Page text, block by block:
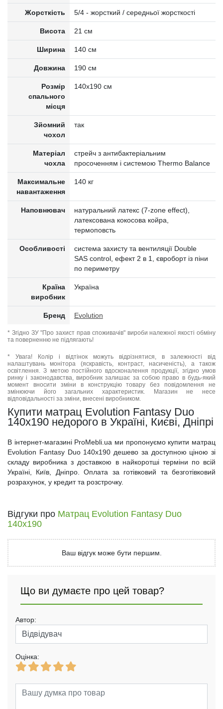
Жорсткість 5/4 - жорсткий / середньої жорсткості
Висота 21 см
Ширина 140 см
Довжина 190 см
Розмір
спального
місця
140x190 см
Зйомний
чохол
так
Матеріал
чохла
стрейч з антибактеріальним
просоченням і системою Thermo Balance
Максимальне
навантаження
140 кг
Наповнювач
натуральний латекс (7-zone effect),
латексована кокосова койра,
термоповсть
Особливості
система захисту та вентиляції Double
SAS control, ефект 2 в 1, євроборт із піни
по периметру
Країна
виробник
Україна
Бренд Evolution
* Згідно ЗУ "Про захист прав споживачів" вироби належної якості обміну
та поверненню не підлягають!
* Увага! Колір і відтінок можуть відрізнятися, в залежності від
налаштувань монітора (яскравість, контраст, насиченість), а також
освітлення. З метою постійного вдосконалення продукції, згідно умов
ринку і законодавства, виробник залишає за собою право в будь-який
момент вносити зміни в конструкцію товару без повідомлення не
змінюючи його загальних характеристик. Магазин не несе
відповідальності за зміни, внесені виробником.
Купити матрац Evolution Fantasy Duo
140x190 недорого в Україні, Києві, Дніпрі
В інтернет-магазині ProMebli.ua ми пропонуємо купити матрац
Evolution Fantasy Duo 140x190 дешево за доступною ціною зі
складу виробника з доставкою в найкоротші терміни по всій
Україні, Київ, Дніпро. Оплата за готівковий та безготівковий
розрахунок, у кредит та розстрочку.
Відгуки про Матрац Evolution Fantasy Duo
140х190
Ваш відгук може бути першим.
Що ви думаєте про цей товар?
Автор:
Оцінка: